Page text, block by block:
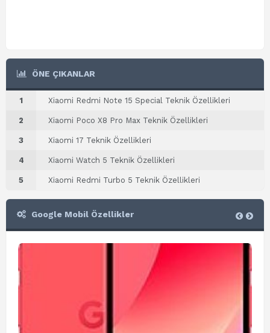
ÖNE ÇIKANLAR
1 Xiaomi Redmi Note 15 Special Teknik Özellikleri
2 Xiaomi Poco X8 Pro Max Teknik Özellikleri
3 Xiaomi 17 Teknik Özellikleri
4 Xiaomi Watch 5 Teknik Özellikleri
5 Xiaomi Redmi Turbo 5 Teknik Özellikleri
Google Mobil Özellikler